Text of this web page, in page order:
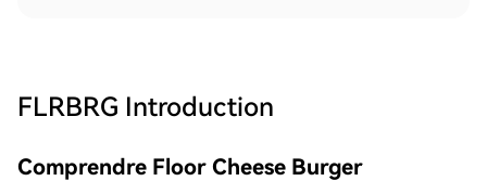
FLRBRG Introduction
Comprendre Floor Cheese Burger